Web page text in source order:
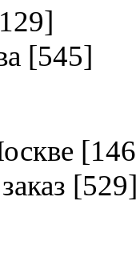
[545]